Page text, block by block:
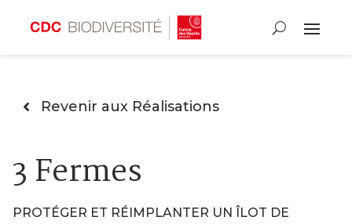
Revenir aux Réalisations
3 Fermes
PROTÉGER ET RÉIMPLANTER UN ÎLOT DE